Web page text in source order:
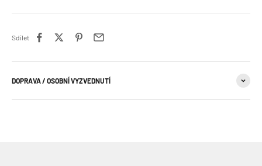
Sdílet
DOPRAVA / OSOBNÍ VYZVEDNUTÍ